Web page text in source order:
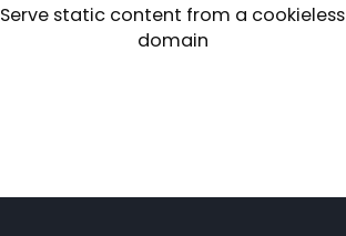
Serve static content from a cookieless
domain